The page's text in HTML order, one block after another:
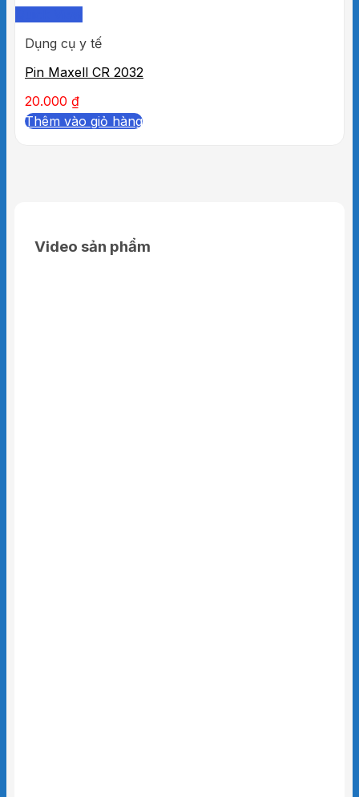
Dụng cụ y tế
Pin Maxell CR 2032
20.000 ₫
Thêm vào giỏ hàng
Video sản phẩm